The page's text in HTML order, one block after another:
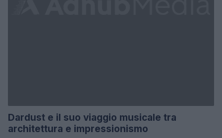
Dardust e il suo viaggio musicale tra
architettura e impressionismo